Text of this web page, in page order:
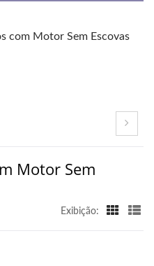
com Motor Sem Escovas
Motor Sem
Exibição: